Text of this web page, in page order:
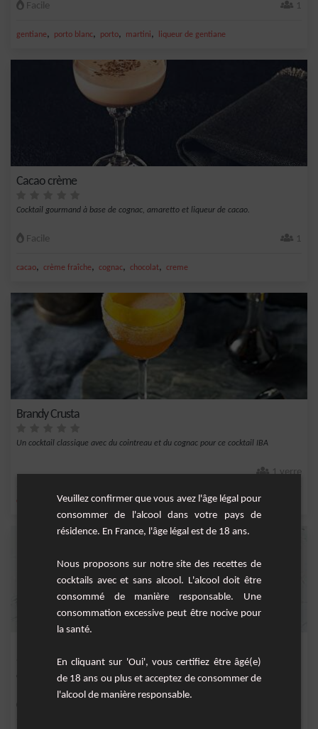
Facile 1
gentiane, porto blanc, porto, martini, liqueur de gentiane
Cacao crème
Cocktail gourmand à base de cognac, amaretto et liqueur de cacao.
Facile 1
cacao, crème fraîche, cognac, chocolat, creme
Brandy Crusta
Un cocktail classique avec du cointreau et du cognac pour ce cocktail IBA
1 verre
citron sucre,glace,bitter,cognac
Cocktail IBA rafraîchissant à base de rhum, cognac, triple sec et citron.
Veuillez confirmer que vous avez l'âge légal pour
consommer de l'alcool dans votre pays de
résidence. En France, l'âge légal est de 18 ans.
Nous proposons sur notre site des recettes de
cocktails avec et sans alcool. L'alcool doit être
consommé de manière responsable. Une
consommation excessive peut être nocive pour
la santé.
En cliquant sur 'Oui', vous certifiez être âgé(e)
de 18 ans ou plus et acceptez de consommer de
l'alcool de manière responsable.